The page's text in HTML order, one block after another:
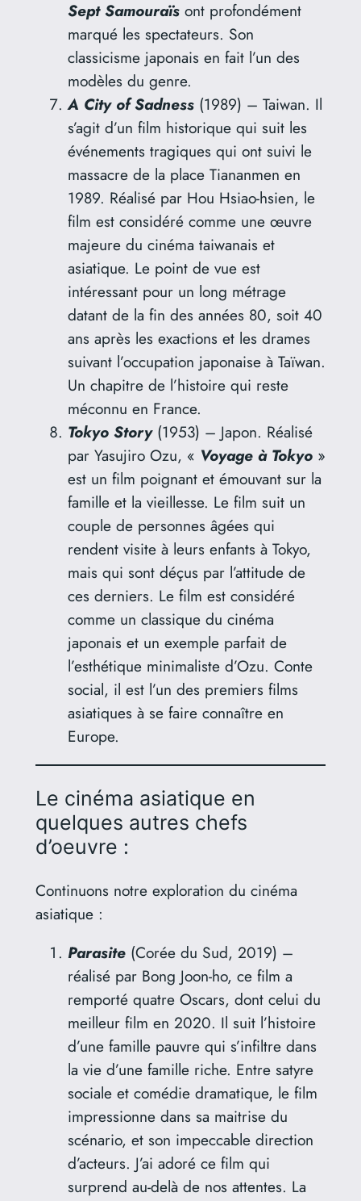
Sept Samouraïs ont profondément
marqué les spectateurs. Son
classicisme japonais en fait l’un des
modèles du genre.
A City of Sadness(1989) – Taiwan. Il
s’agit d’un film historique qui suit les
événements tragiques qui ont suivi le
massacre de la place Tiananmen en
1989. Réalisé par Hou Hsiao-hsien, le
film est considéré comme une œuvre
majeure du cinéma taiwanais et
asiatique. Le point de vue est
intéressant pour un long métrage
datant de la fin des années 80, soit 40
ans après les exactions et les drames
suivant l’occupation japonaise à Taïwan.
Un chapitre de l’histoire qui reste
méconnu en France.
Tokyo Story(1953) – Japon. Réalisé
par Yasujiro Ozu, « Voyage à Tokyo»
est un film poignant et émouvant sur la
famille et la vieillesse. Le film suit un
couple de personnes âgées qui
rendent visite à leurs enfants à Tokyo,
mais qui sont déçus par l’attitude de
ces derniers. Le film est considéré
comme un classique du cinéma
japonais et un exemple parfait de
l’esthétique minimaliste d’Ozu. Conte
social, il est l’un des premiers films
asiatiques à se faire connaître en
Europe.
Le cinéma asiatique en
quelques autres chefs
d’oeuvre :
Continuons notre exploration du cinéma
asiatique :
Parasite(Corée du Sud, 2019) –
réalisé par Bong Joon-ho, ce film a
remporté quatre Oscars, dont celui du
meilleur film en 2020. Il suit l’histoire
d’une famille pauvre qui s’infiltre dans
la vie d’une famille riche. Entre satyre
sociale et comédie dramatique, le film
impressionne dans sa maitrise du
scénario, et son impeccable direction
d’acteurs. J’ai adoré ce film qui
surprend au-delà de nos attentes. La